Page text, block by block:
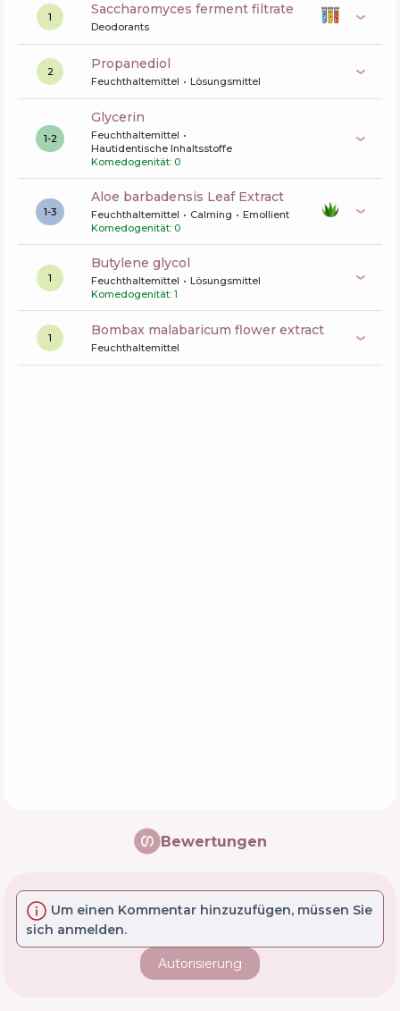
1 saccharomyces ferment filtrate
Deodorants
2 propanediol
Feuchthaltemittel Lösungsmittel
1-2
glycerin
Feuchthaltemittel
Hautidentische Inhaltsstoffe
Komedogenität: 0
1-3
aloe barbadensis Leaf Extract
Feuchthaltemittel Calming
Emollient
Komedogenität: 0
1
butylene glycol
Feuchthaltemittel
Lösungsmittel
Komedogenität: 1
1 bombax malabaricum flower extract
Feuchthaltemittel
Bewertungen
Um einen Kommentar hinzuzufügen, müssen Sie
sich anmelden.
Autorisierung